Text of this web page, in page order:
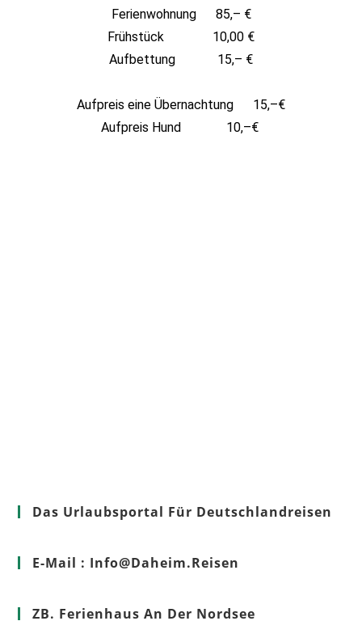
Ferienwohnung 85,– €
Frühstück 10,00 €
Aufbettung 15,– €
Aufpreis eine Übernachtung 15,–€
Aufpreis Hund 10,–€
Das Urlaubsportal Für Deutschlandreisen
E-Mail : Info@Daheim.Reisen
ZB. Ferienhaus An Der Nordsee